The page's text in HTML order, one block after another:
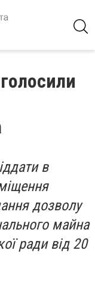
в
дозволу
майна
ради від 20